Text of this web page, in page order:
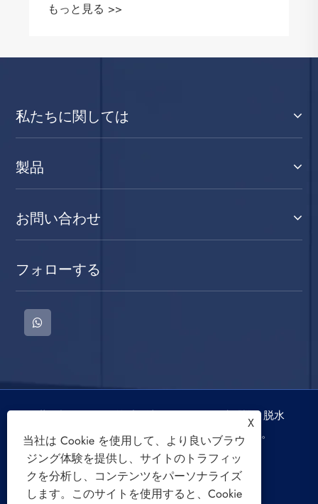
もっと見る >>
私たちに関しては
製品
お問い合わせ
フォローする
著作権 © 2022 慈渓三迪電器有限公司洗濯機、脱水
機、空冷ファンの著作権はすべて留保されます。
X
当社は Cookie を使用して、より良いブラウ
ジング体験を提供し、サイトのトラフィッ
クを分析し、コンテンツをパーソナライズ
します。このサイトを使用すると、Cookie